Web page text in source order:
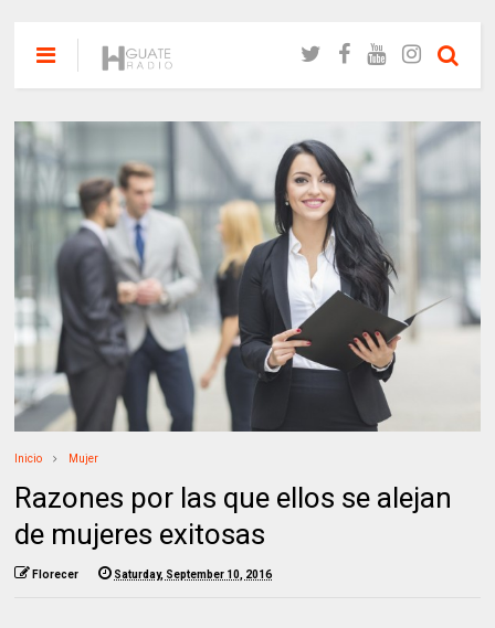
Inicio Mujer
Razones por las que ellos se alejan
de mujeres exitosas
Florecer Saturday, September 10, 2016